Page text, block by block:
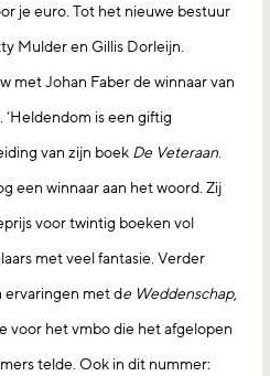
je euro. Tot het nieuwe bestuur
Mulder en Gillis Dorleijn.
met Johan Faber de winnaar van
is een giftig
van zijn boek De Veteraan.
een winnaar aan het woord. Zij
voor twintig boeken vol
met veel fantasie. Verder
met de Weddenschap,
voor het vmbo die het afgelopen
telde. Ook in dit nummer: